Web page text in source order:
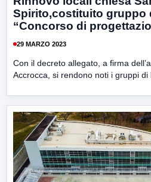
Spirito,costituito gruppo
“Concorso di
29 MARZO 2023
Con il decreto allegato, a firma
Accrocca, si rendono noti i gruppi di